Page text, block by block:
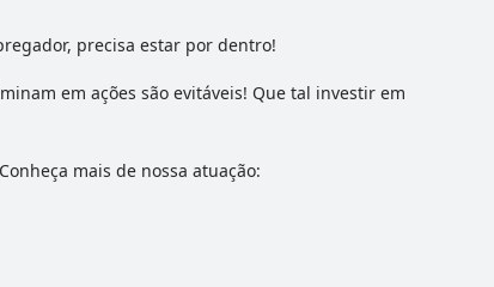
precisa estar por dentro!
em ações são evitáveis! Que tal investir em
mais de nossa atuação: